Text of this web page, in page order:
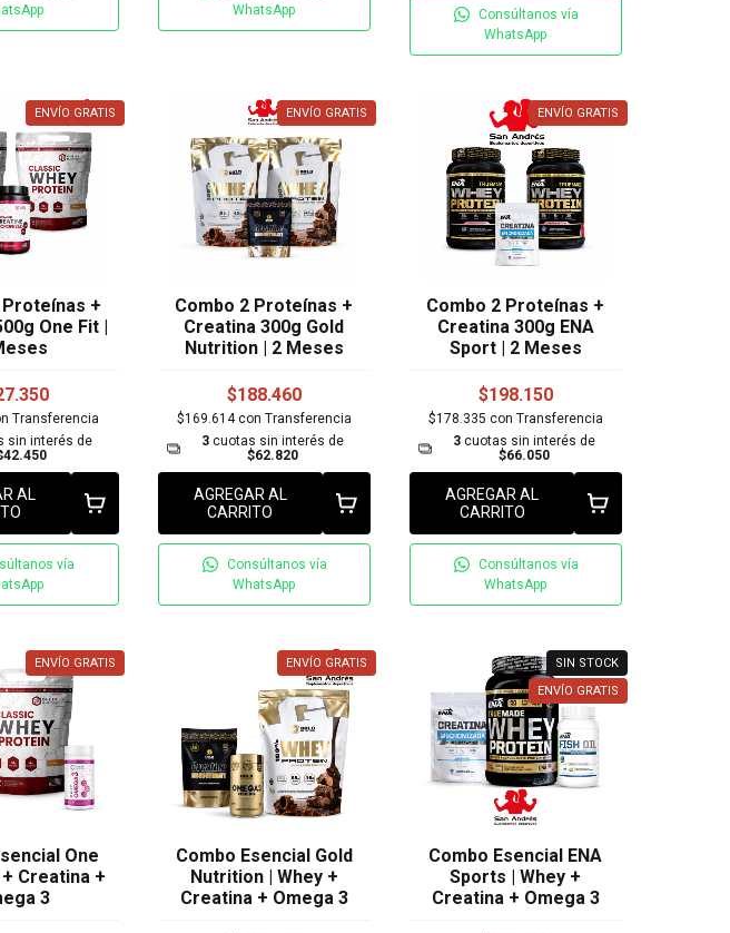
WhatsApp
Consúltanos vía
WhatsApp
ENVÍO GRATIS
Proteínas +
One Fit |
Transferencia
sin interés de
AL
vía
ENVÍO GRATIS
Combo 2 Proteínas +
Creatina 300g Gold
Nutrition | 2 Meses
$188.460
$169.614con Transferencia
3 cuotas sin interés de
$62.820
AGREGAR AL
CARRITO
Consúltanos vía
WhatsApp
ENVÍO GRATIS
Combo 2 Proteínas +
Creatina 300g ENA
Sport | 2 Meses
$198.150
$178.335 con Transferencia
3 cuotas sin interés de
$66.050
AGREGAR AL
CARRITO
Consúltanos vía
WhatsApp
ENVÍO GRATIS
One
Creatina +
3
ENVÍO GRATIS
Combo Esencial Gold
Nutrition | Whey +
Creatina + Omega 3
SIN STOCK
ENVÍO GRATIS
Combo Esencial ENA
Sports | Whey +
Creatina + Omega 3